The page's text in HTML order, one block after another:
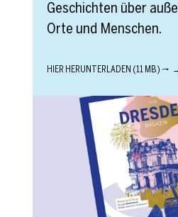
Geschichten über
Orte und Menschen.
HIER HERUNTERLADEN (11 MB) 🠒